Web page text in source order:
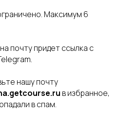
Максимум 6
почту придет ссылка с
нашу почту
в избранное,
в спам.